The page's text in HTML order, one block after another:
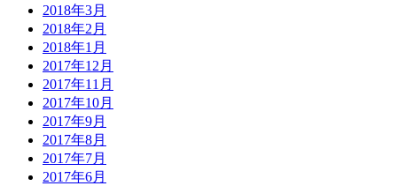
2018年3月
2018年2月
2018年1月
2017年12月
2017年11月
2017年10月
2017年9月
2017年8月
2017年7月
2017年6月